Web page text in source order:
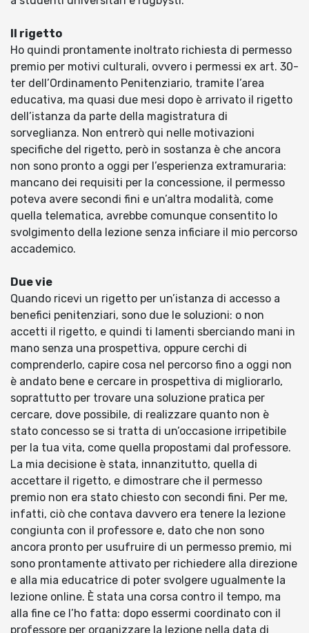
Il rigetto
Ho quindi prontamente inoltrato richiesta di permesso
premio per motivi culturali, ovvero i permessi ex art. 30-
ter dell’Ordinamento Penitenziario, tramite l’area
educativa, ma quasi due mesi dopo è arrivato il rigetto
dell’istanza da parte della magistratura di
sorveglianza. Non entrerò qui nelle motivazioni
specifiche del rigetto, però in sostanza è che ancora
non sono pronto a oggi per l’esperienza extramuraria:
mancano dei requisiti per la concessione, il permesso
poteva avere secondi fini e un’altra modalità, come
quella telematica, avrebbe comunque consentito lo
svolgimento della lezione senza inficiare il mio percorso
accademico.
Due vie
Quando ricevi un rigetto per un’istanza di accesso a
benefici penitenziari, sono due le soluzioni: o non
accetti il rigetto, e quindi ti lamenti sberciando mani in
mano senza una prospettiva, oppure cerchi di
comprenderlo, capire cosa nel percorso fino a oggi non
è andato bene e cercare in prospettiva di migliorarlo,
soprattutto per trovare una soluzione pratica per
cercare, dove possibile, di realizzare quanto non è
stato concesso se si tratta di un’occasione irripetibile
per la tua vita, come quella propostami dal professore.
La mia decisione è stata, innanzitutto, quella di
accettare il rigetto, e dimostrare che il permesso
premio non era stato chiesto con secondi fini. Per me,
infatti, ciò che contava davvero era tenere la lezione
congiunta con il professore e, dato che non sono
ancora pronto per usufruire di un permesso premio, mi
sono prontamente attivato per richiedere alla direzione
e alla mia educatrice di poter svolgere ugualmente la
lezione online. È stata una corsa contro il tempo, ma
alla fine ce l’ho fatta: dopo essermi coordinato con il
professore per organizzare la lezione nella data di